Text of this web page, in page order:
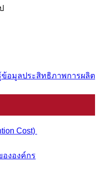
ข้อมูลประสิทธิภาพการผลิต
Cost)
ององค์กร